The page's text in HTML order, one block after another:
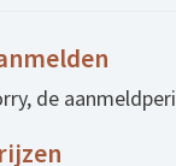
de